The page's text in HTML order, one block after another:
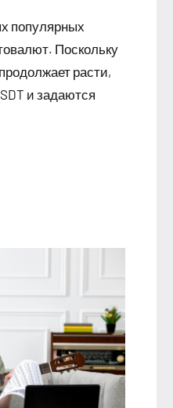
популярных
Поскольку
расти,
и задаются